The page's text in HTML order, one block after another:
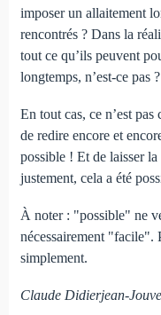
imposer un allaitement
rencontrés ? Dans la
tout ce qu’ils peuvent
longtemps, n’est-ce pas ?
En tout cas, ce n’est pas
de redire encore et
possible ! Et de laisser
justement, cela a été
À noter : "possible" ne
nécessairement "facile".
simplement.
Claude Didierjean-